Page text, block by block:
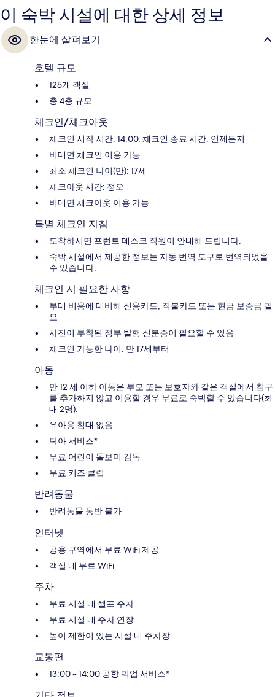
이 숙박 시설에 대한 상세 정보
한눈에 살펴보기
호텔 규모
125개 객실
총 4층 규모
체크인/체크아웃
체크인 시작 시간: 14:00, 체크인 종료 시간: 언제든지
비대면 체크인 이용 가능
최소 체크인 나이(만): 17세
체크아웃 시간: 정오
비대면 체크아웃 이용 가능
특별 체크인 지침
도착하시면 프런트 데스크 직원이 안내해 드립니다.
숙박 시설에서 제공한 정보는 자동 번역 도구로 번역되었을
수 있습니다.
체크인 시 필요한 사항
부대 비용에 대비해 신용카드, 직불카드 또는 현금 보증금 필
요
사진이 부착된 정부 발행 신분증이 필요할 수 있음
체크인 가능한 나이: 만 17세부터
아동
만 12 세 이하 아동은 부모 또는 보호자와 같은 객실에서 침구
를 추가하지 않고 이용할 경우 무료로 숙박할 수 있습니다(최
대 2명).
유아용 침대 없음
탁아 서비스*
무료 어린이 돌보미 감독
무료 키즈 클럽
반려동물
반려동물 동반 불가
인터넷
공용 구역에서 무료 WiFi 제공
객실 내 무료 WiFi
주차
무료 시설 내 셀프 주차
무료 시설 내 주차 연장
높이 제한이 있는 시설 내 주차장
교통편
13:00 ~ 14:00 공항 픽업 서비스*